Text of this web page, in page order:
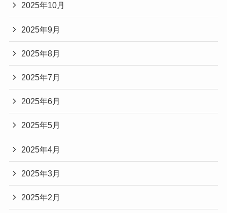
2025年10月
2025年9月
2025年8月
2025年7月
2025年6月
2025年5月
2025年4月
2025年3月
2025年2月